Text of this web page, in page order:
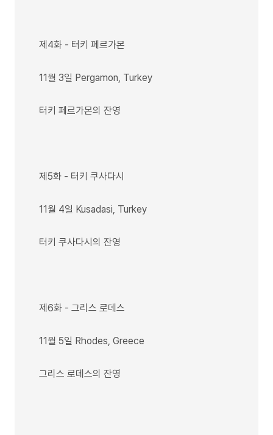
제4화 - 터키 페르가몬
11월 3일 Pergamon, Turkey
터키 페르가몬의 잔영
제5화 - 터키 쿠사다시
11월 4일 Kusadasi, Turkey
터키 쿠사다시의 잔영
제6화 - 그리스 로데스
11월 5일 Rhodes, Greece
그리스 로데스의 잔영